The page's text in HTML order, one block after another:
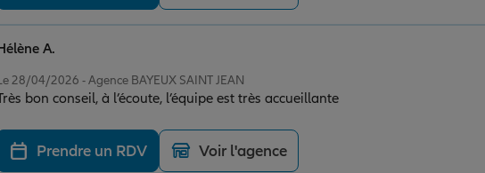
28/04/2026 - Agence BAYEUX SAINT JEAN
bon conseil, à l’écoute, l’équipe est très accueillante
A.
Prendre un RDV Voir l'agence